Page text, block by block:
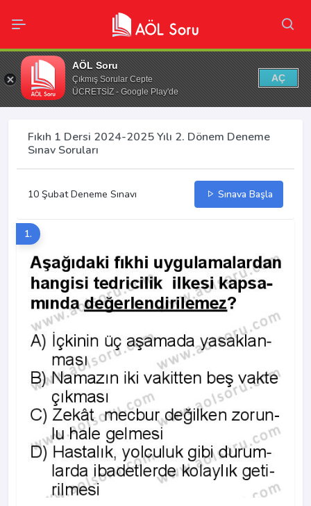
AÖL Soru
Çıkmış Sorular Cepte
ÜCRETSİZ - Google Play'de
AÇ
Fıkıh 1 Dersi 2024-2025 Yılı 2. Dönem Deneme
Sınav Soruları
10 Şubat Deneme Sınavı Sınava Başla
1.